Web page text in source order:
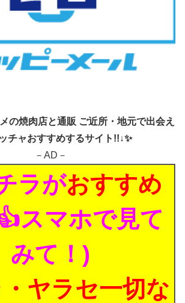
の焼肉店と通販 ご近所・地元で出会え
チャおすすめするサイト!!↓✨
－AD－
ラがおすすめ
スマホで見て
みて！)
ヤラセ一切な